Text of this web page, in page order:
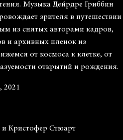
Музыка Дейрдре Гриббин
зрителя в путешествии
из снятых авторами кадров,
и архивных пленок из
от космоса к клетке, от
открытий и рождения.
2021
Кристофер Стюарт